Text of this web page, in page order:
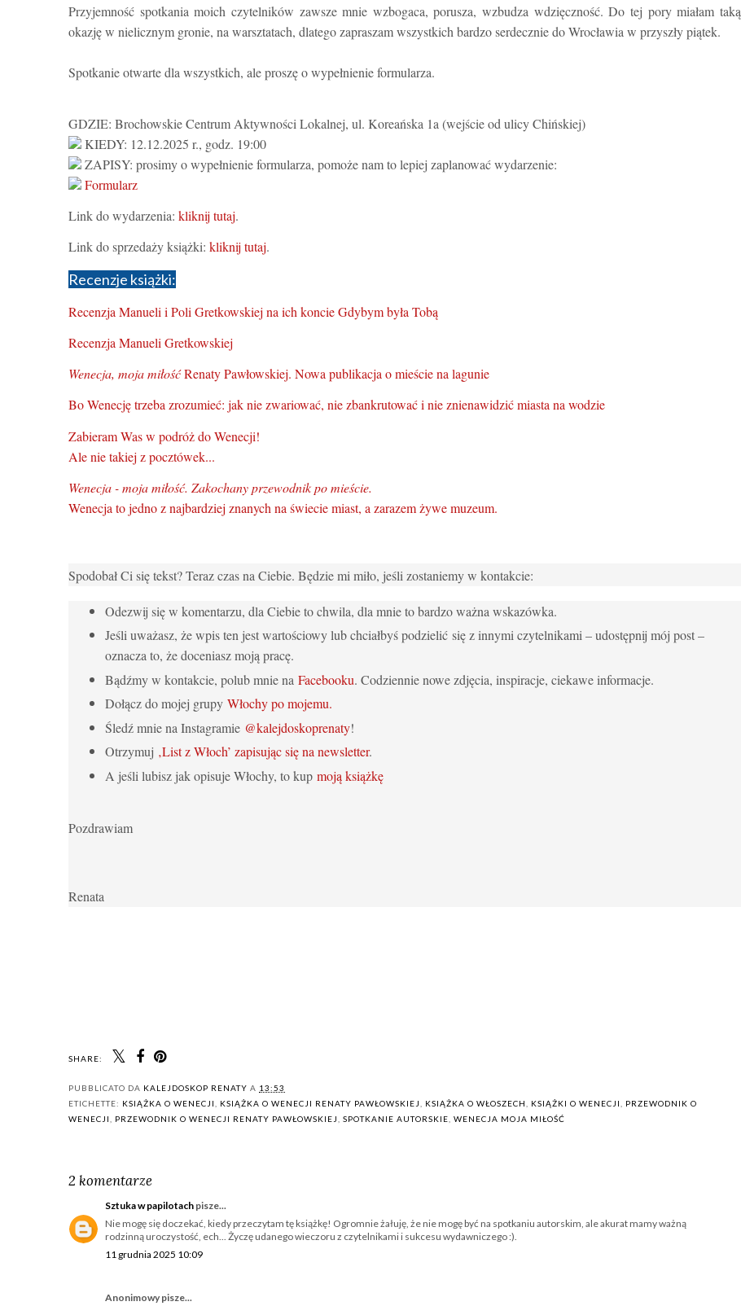
Przyjemność spotkania moich czytelników zawsze mnie wzbogaca, porusza, wzbudza wdzięczność. Do tej pory miałam taką
okazję w nielicznym gronie, na warsztatach, dlatego zapraszam wszystkich bardzo serdecznie do Wrocławia w przyszły piątek.
Spotkanie otwarte dla wszystkich, ale proszę o wypełnienie formularza.
GDZIE: Brochowskie Centrum Aktywności Lokalnej, ul. Koreańska 1a (wejście od ulicy Chińskiej)
KIEDY: 12.12.2025 r., godz. 19:00
ZAPISY: prosimy o wypełnienie formularza, pomoże nam to lepiej zaplanować wydarzenie:
Formularz
Link do wydarzenia: kliknij tutaj.
Link do sprzedaży książki: kliknij tutaj.
Recenzje książki:
Recenzja Manueli i Poli Gretkowskiej na ich koncie Gdybym była Tobą
Recenzja Manueli Gretkowskiej
Wenecja, moja miłośćRenaty Pawłowskiej. Nowa publikacja o mieście na lagunie
Bo Wenecję trzeba zrozumieć: jak nie zwariować, nie zbankrutować i nie znienawidzić miasta na wodzie
Zabieram Was w podróż do Wenecji!
Ale nie takiej z pocztówek...
Wenecja - moja miłość. Zakochany przewodnik po mieście.
Wenecja to jedno z najbardziej znanych na świecie miast, a zarazem żywe muzeum.
Spodobał Ci się tekst? Teraz czas na Ciebie. Będzie mi miło, jeśli zostaniemy w kontakcie:
Odezwij się w komentarzu, dla Ciebie to chwila, dla mnie to bardzo ważna wskazówka.
Jeśli uważasz, że wpis ten jest wartościowy lub chciałbyś podzielić się z innymi czytelnikami – udostępnij mój post –
oznacza to, że doceniasz moją pracę.
Bądźmy w kontakcie, polub mnie na Facebooku. Codziennie nowe zdjęcia, inspiracje, ciekawe informacje.
Dołącz do mojej grupy Włochy po mojemu.
Śledź mnie na Instagramie @kalejdoskoprenaty!
Otrzymuj ‚List z Włoch’ zapisując się na newsletter.
A jeśli lubisz jak opisuje Włochy, to kup moją książkę
Pozdrawiam
Renata
SHARE:
PUBBLICATO DA KALEJDOSKOP RENATY A 13:53
ETICHETTE: KSIĄŻKA O WENECJI KSIĄŻKA O WENECJI RENATY PAWŁOWSKIEJ KSIĄŻKA O WŁOSZECH KSIĄŻKI O WENECJI
PRZEWODNIK O
WENECJI
PRZEWODNIK O WENECJI RENATY PAWŁOWSKIEJ SPOTKANIE AUTORSKIE WENECJA MOJA MIŁOŚĆ
2 komentarze
Sztuka w papilotach pisze...
Nie mogę się doczekać, kiedy przeczytam tę książkę! Ogromnie żałuję, że nie mogę być na spotkaniu autorskim, ale akurat mamy ważną
rodzinną uroczystość, ech... Życzę udanego wieczoru z czytelnikami i sukcesu wydawniczego :).
11 grudnia 2025 10:09
Anonimowy pisze...